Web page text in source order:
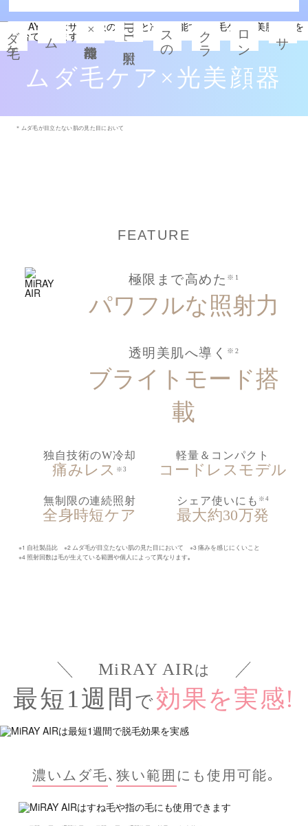
サ
ロ ン
ク ラ
ス の
I P
L
照射
×
冷却機能
ム
ダ 毛ケ
ア ･透明美肌
ケ ア
を こ
の １台
で
ムダ毛ケア×光美顔器
＊ムダ毛が目立たない肌の見た目において
FEATURE
極限まで高めた ※1
パワフルな照射力
透明美肌へ導く ※2
ブライトモード搭
載
独自技術のW冷却
痛みレス ※3
軽量＆コンパクト
コードレスモデル
無制限の連続照射
全身時短ケア
シェア使いにも ※4
最大約30万発
※1 自社製品比 ※2 ムダ毛が目立たない肌の見た目において ※3 痛みを感じにくいこと
※4 照射回数は毛が生えている範囲や個人によって異なります｡
MiRAY AIRは
最短1週間 で効果を実感!
濃いムダ毛､狭い範囲 にも使用可能｡